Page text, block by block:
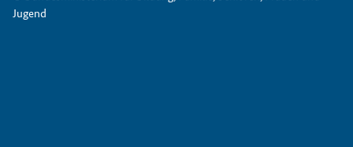
Jugend